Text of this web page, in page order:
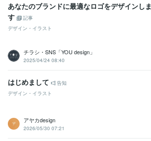
あなたのブランドに最適なロゴをデザインしま
す
記事
デザイン・イラスト
チラシ・SNS「YOU design」
2025/04/24 08:40
はじめまして
告知
デザイン・イラスト
アヤカdesign
2026/05/30 07:21